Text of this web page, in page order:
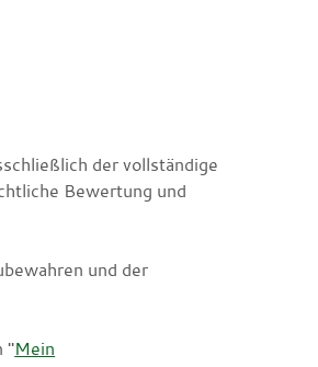
der vollständige
Bewertung und
und der
"Mein